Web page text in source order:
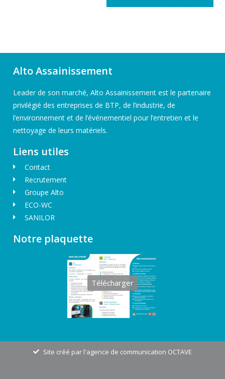
Alto Assainissement
Leader de son marché, Alto Assainissement est le partenaire
privilégié des entreprises de BTP, de l’industrie, de
l’environnement et de l’événementiel pour l’entretien et le
nettoyage de leurs matériels.
Liens utiles
Contact
Recrutement
Groupe Alto
ECO-WC
SANILOR
Notre plaquette
Télécharger
Site créé par l'agence de communication OCTAVE